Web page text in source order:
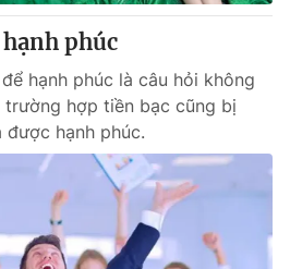
phúc
hạnh phúc là câu hỏi không
hợp tiền bạc cũng bị
được hạnh phúc.